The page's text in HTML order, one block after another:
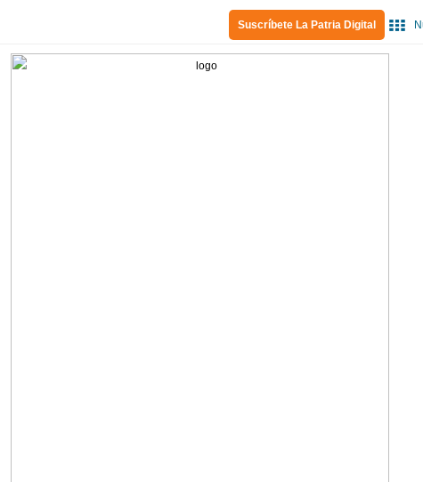
Suscríbete La Patria Digital